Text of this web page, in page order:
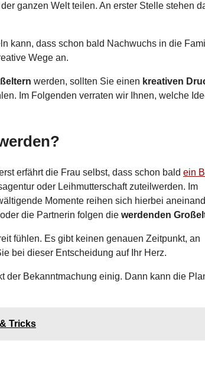
ganzen Welt teilen. An erster Stelle stehen
kann, dass schon bald Nachwuchs in die
Wege an.
werden, sollten Sie einen kreativen
Im Folgenden verraten wir Ihnen, welche
erfährt die Frau selbst, dass schon bald ein
oder Leihmutterschaft zuteilwerden. Im
Momente reihen sich hierbei
die Partnerin folgen die werdenden
fühlen. Es gibt keinen genauen Zeitpunkt, an
bei dieser Entscheidung auf Ihr Herz.
der Bekanntmachung einig. Dann kann die
Tricks